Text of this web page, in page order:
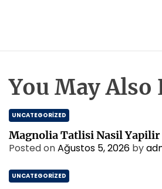
You May Also
UNCATEGORIZED
Magnolia Tatlisi Nasil Yapilir
Posted onAğustos 5, 2026 by
UNCATEGORIZED